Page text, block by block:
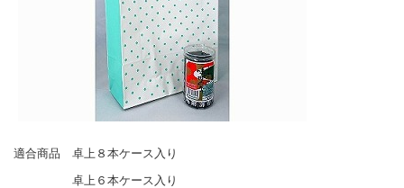
適合商品 卓上８本ケース入り
卓上６本ケース入り